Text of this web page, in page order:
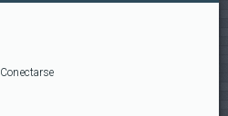
Conectarse